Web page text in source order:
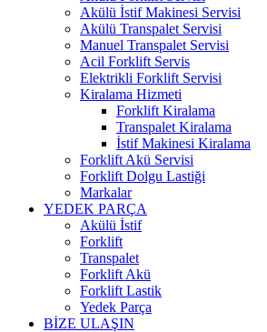
Akülü İstif Makinesi Servisi
Akülü Transpalet Servisi
Manuel Transpalet Servisi
Acil Forklift Servis
Elektrikli Forklift Servisi
Kiralama Hizmeti
Forklift Kiralama
Transpalet Kiralama
İstif Makinesi Kiralama
Forklift Akü Servisi
Forklift Dolgu Lastiği
Markalar
YEDEK PARÇA
Akülü İstif
Forklift
Transpalet
Forklift Akü
Forklift Lastik
Yedek Parça
BİZE ULAŞIN